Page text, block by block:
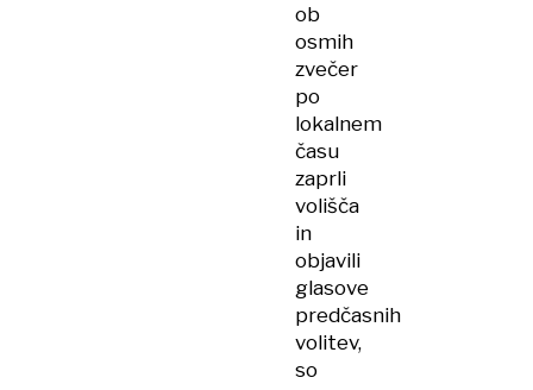
ob
osmih
zvečer
po
lokalnem
času
zaprli
volišča
in
objavili
glasove
predčasnih
volitev,
so